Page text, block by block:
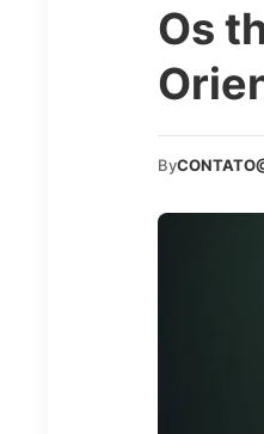
Os
By